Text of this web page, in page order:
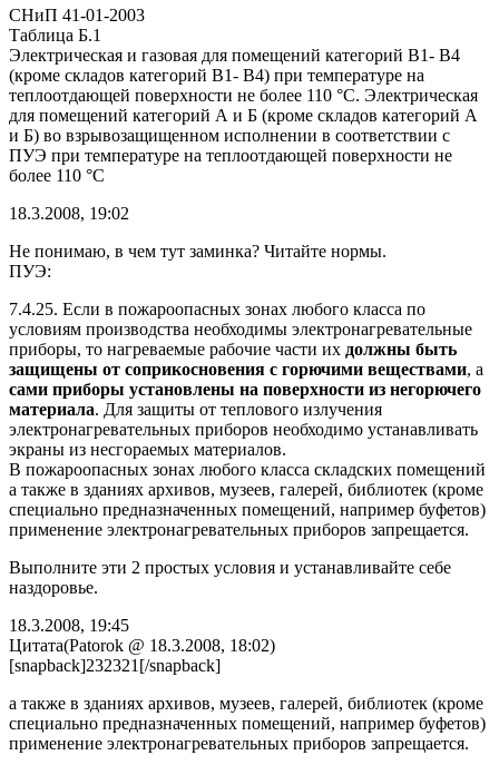
СНиП 41-01-2003
Таблица Б.1
Электрическая и газовая для помещений категорий В1- В4
(кроме складов категорий В1- В4) при температуре на
теплоотдающей поверхности не более 110 °С. Электрическая
для помещений категорий А и Б (кроме складов категорий А
и Б) во взрывозащищенном исполнении в соответствии с
ПУЭ при температуре на теплоотдающей поверхности не
более 110 °С
18.3.2008, 19:02
Не понимаю, в чем тут заминка? Читайте нормы.
ПУЭ:
7.4.25. Если в пожароопасных зонах любого класса по
условиям производства необходимы электронагревательные
приборы, то нагреваемые рабочие части их должны быть
защищены от соприкосновения с горючими веществами, а
сами приборы установлены на поверхности из негорючего
материала. Для защиты от теплового излучения
электронагревательных приборов необходимо устанавливать
экраны из несгораемых материалов.
В пожароопасных зонах любого класса складских помещений
а также в зданиях архивов, музеев, галерей, библиотек (кроме
специально предназначенных помещений, например буфетов)
применение электронагревательных приборов запрещается.
Выполните эти 2 простых условия и устанавливайте себе
наздоровье.
18.3.2008, 19:45
Цитата(Patorok @ 18.3.2008, 18:02)
[snapback]232321[/snapback]
а также в зданиях архивов, музеев, галерей, библиотек (кроме
специально предназначенных помещений, например буфетов)
применение электронагревательных приборов запрещается.